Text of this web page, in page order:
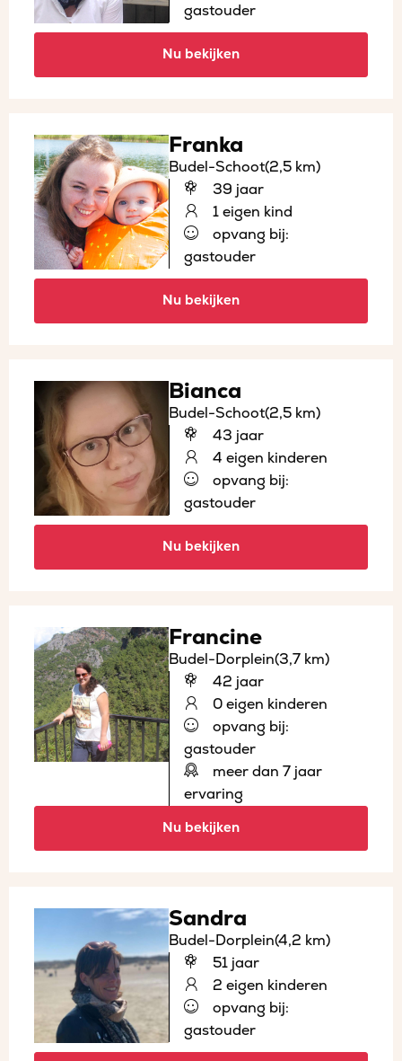
gastouder
Nu bekijken
Franka
Budel-Schoot(2,5 km)
39 jaar
1 eigen kind
opvang bij:
gastouder
Nu bekijken
Bianca
Budel-Schoot(2,5 km)
43 jaar
4 eigen kinderen
opvang bij:
gastouder
Nu bekijken
Francine
Budel-Dorplein(3,7 km)
42 jaar
0 eigen kinderen
opvang bij:
gastouder
meer dan 7 jaar
ervaring
Nu bekijken
Sandra
Budel-Dorplein(4,2 km)
51 jaar
2 eigen kinderen
opvang bij:
gastouder